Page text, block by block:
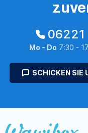
Mo - Do 7:30 -
SCHICKEN SIE